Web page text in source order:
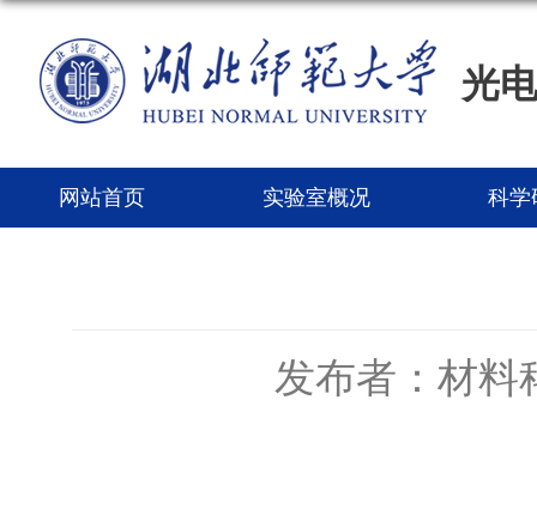
光
网站首页 实验室概况 科学
发布者：材料